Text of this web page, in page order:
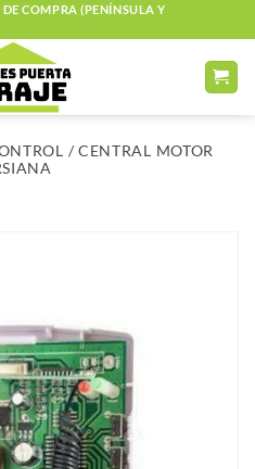
COMPRA (PENÍNSULA Y
/ CENTRAL MOTOR